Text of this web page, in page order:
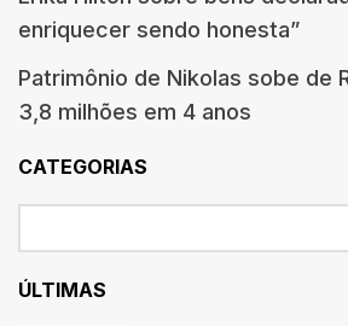
enriquecer sendo honesta”
Patrimônio de Nikolas sobe de
3,8 milhões em 4 anos
CATEGORIAS
ÚLTIMAS